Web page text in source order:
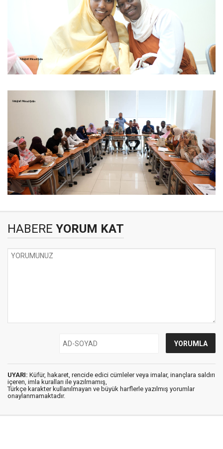
HABERE YORUM KAT
UYARI: Küfür, hakaret, rencide edici cümleler veya imalar, inançlara saldırı
içeren, imla kuralları ile yazılmamış,
Türkçe karakter kullanılmayan ve büyük harflerle yazılmış yorumlar
onaylanmamaktadır.